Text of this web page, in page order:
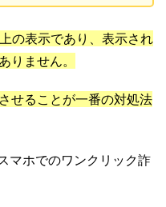
の表示であり、表示され
りません。
せることが一番の対処法
マホでのワンクリック詐